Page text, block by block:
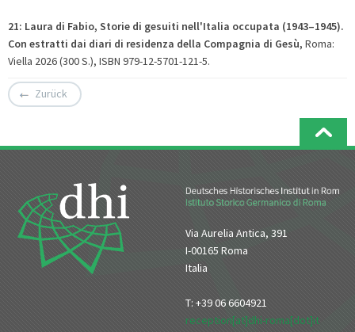
21: Laura di Fabio, Storie di gesuiti nell'Italia occupata (1943–1945).
Con estratti dai diari di residenza della Compagnia di Gesù, Roma:
Viella 2026 (300 S.), ISBN 979-12-5701-121-5.
Zurück
Via Aurelia Antica, 391
I-00165 Roma
Italia
T: +39 06 6604921
reception[at]dhi-roma[dot]it